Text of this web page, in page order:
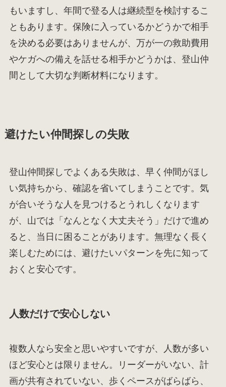
もいますし、年間で登る人は継続型を検討するこ
ともあります。保険に入っているかどうかで相手
を決める必要はありませんが、万が一の救助費用
やケガへの備えを話せる相手かどうかは、登山仲
間として大切な判断材料になります。
避けたい仲間探しの失敗
登山仲間探しでよくある失敗は、早く仲間がほし
い気持ちから、確認を省いてしまうことです。気
が合いそうな人を見つけるとうれしくなります
が、山では「なんとなく大丈夫そう」だけで進め
ると、当日に困ることがあります。無理なく長く
楽しむためには、避けたいパターンを先に知って
おくと安心です。
人数だけで安心しない
複数人なら安全と思いやすいですが、人数が多い
ほど安心とは限りません。リーダーがいない、計
画が共有されていない、歩くペースがばらばら、